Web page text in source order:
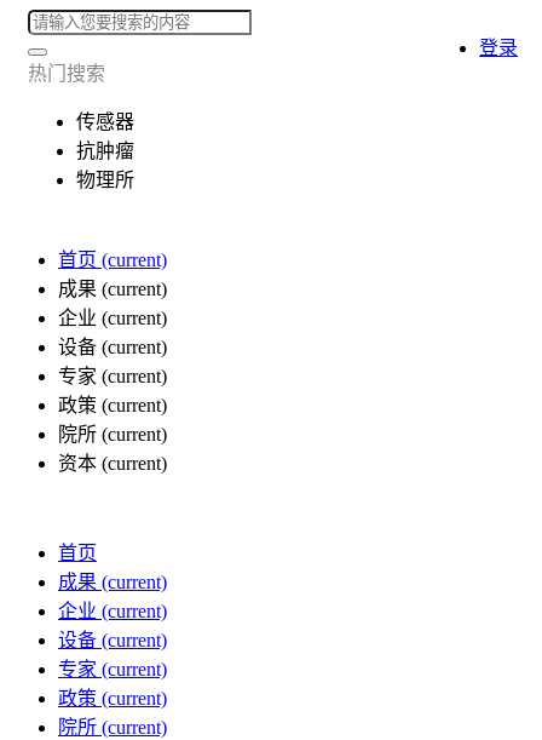
热门搜索
传感器
抗肿瘤
物理所
首页 (current)
成果 (current)
企业 (current)
设备 (current)
专家 (current)
政策 (current)
院所 (current)
资本 (current)
登录
首页
成果 (current)
企业 (current)
设备 (current)
专家 (current)
政策 (current)
院所 (current)